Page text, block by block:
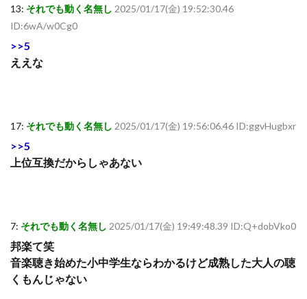
13: それでも動く名無し 2025/01/17(金) 19:52:30.46
ID:6wA/w0Cg0
>>5
ええな
17: それでも動く名無し 2025/01/17(金) 19:56:06.46 ID:ggvHugbxr
>>5
上位互換だからしゃあない
7: それでも動く名無し 2025/01/17(金) 19:49:48.39 ID:Q+dobVko0
邦楽て笑
音楽聴き始めた小中学生ならわかるけど成熟した大人の聴
くもんじゃない